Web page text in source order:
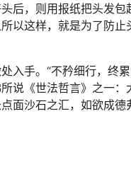
后，则用报纸把头发包
以这样，就是为了防止
入手。“不矜细行，终
说《世法哲言》之一：
面沙石之汇，如欲成德